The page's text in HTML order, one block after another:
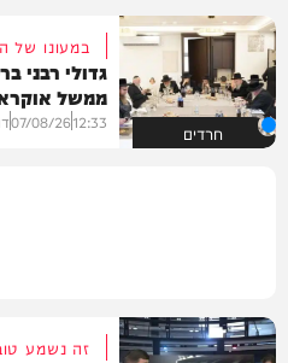
חרדים
במעונו של
גדולי רבני
ממשל
12:33
07/08/26
זה נשמע